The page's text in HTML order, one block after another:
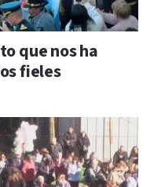
que nos ha
fieles